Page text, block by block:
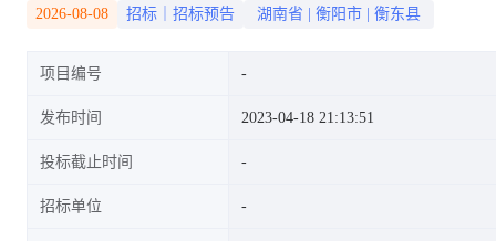
2026-08-08 招标｜招标预告 湖南省 衡阳市 衡东县
项目编号
发布时间 2023-04-18 21:13:51
投标截止时间
招标单位